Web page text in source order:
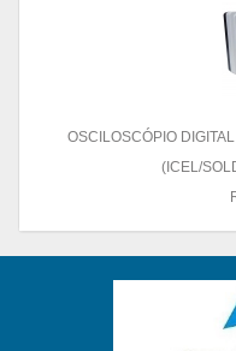
OSCILOSCÓPIO
(ICEL/